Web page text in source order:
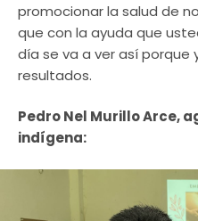
promocionar la salud de
que con la ayuda que
día se va a ver así porque
resultados.
Pedro Nel Murillo Arce,
indígena: